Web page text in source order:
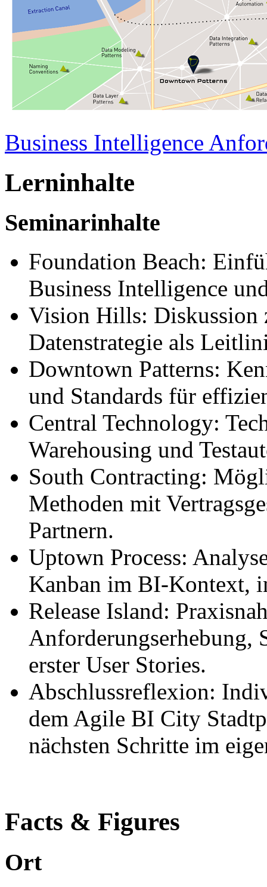
Business Intelligence
Lerninhalte
Seminarinhalte
Foundation Beach:
Business Intelligence
Vision Hills: Diskussion
Datenstrategie als
Downtown Patterns:
und Standards für
Central Technology:
Warehousing und
South Contracting:
Methoden mit
Partnern.
Uptown Process:
Kanban im BI-Kontext,
Release Island:
Anforderungserhebung,
erster User Stories.
Abschlussreflexion:
dem Agile BI City
nächsten Schritte im
Facts & Figures
Ort